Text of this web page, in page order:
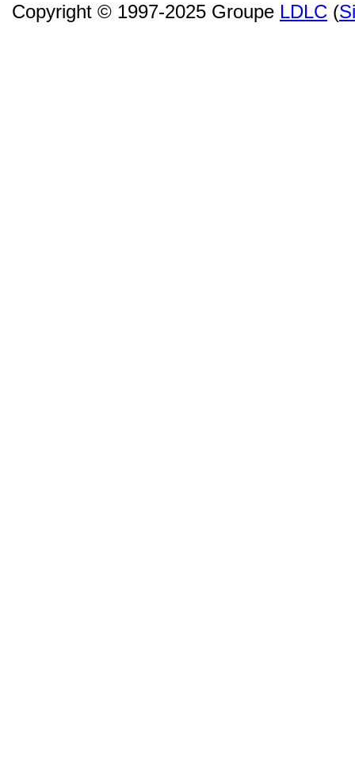
Copyright © 1997-2025 Groupe LDLC (